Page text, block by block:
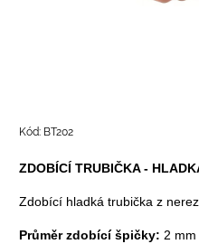
Kód: BT202
ZDOBÍCÍ TRUBIČKA -
Zdobící hladká trubička z
Průměr zdobící špičky: 2 mm